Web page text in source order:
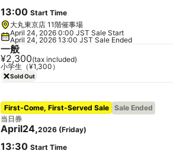
13:00 Start Time
大丸東京店 11階催事場
April 24, 2026 0:00 JST Sale Start
April 24, 2026 13:00 JST Sale Ended
一般
¥2,300(tax included)
小学生（¥1,300）
Sold Out
First-Come, First-Served Sale Sale Ended
当日券
April24,2026 (Friday)
13:30 Start Time